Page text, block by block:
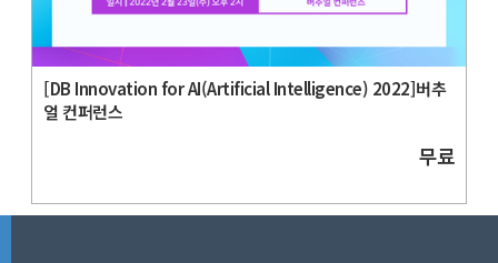
[DB Innovation for AI(Artificial Intelligence) 2022]버추
얼 컨퍼런스
무료